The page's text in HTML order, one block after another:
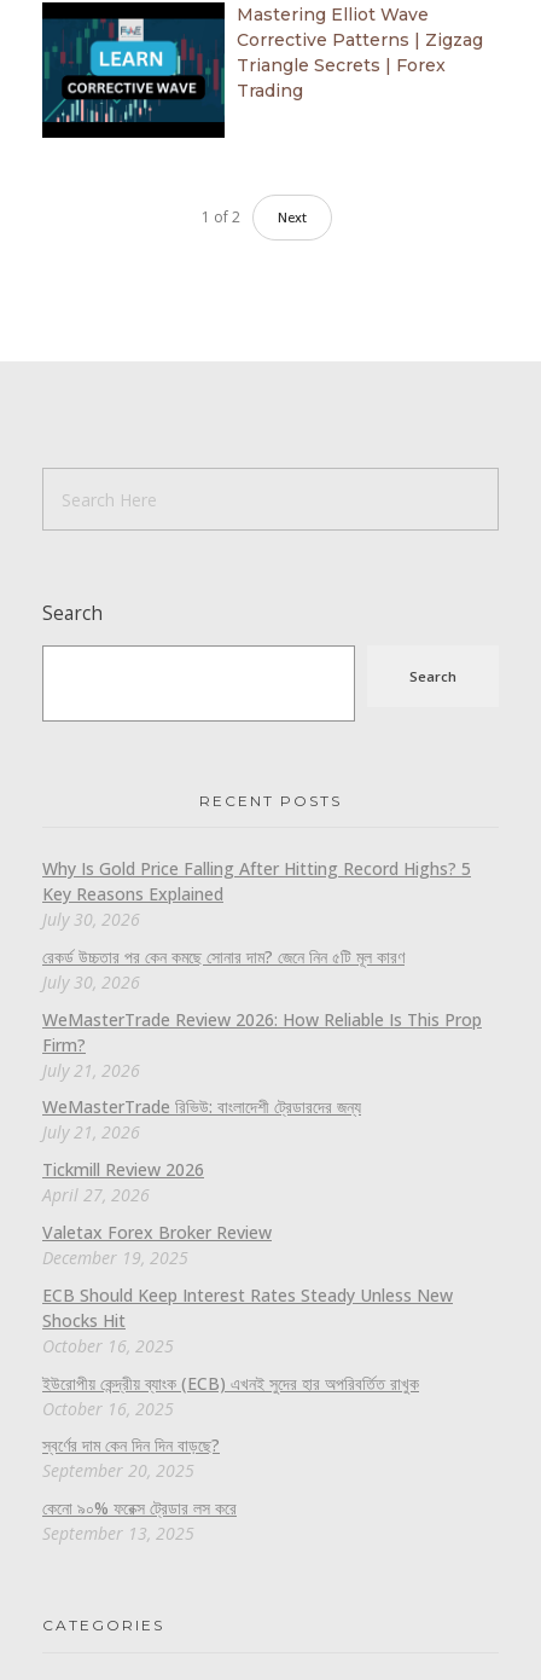
Mastering Elliot Wave
Corrective Patterns | Zigzag
Triangle Secrets | Forex
Trading
1 of 2 Next
Search
Search
RECENT POSTS
Why Is Gold Price Falling After Hitting Record Highs? 5
Key Reasons Explained
July 30, 2026
রেকর্ড উচ্চতার পর কেন কমছে সোনার দাম? জেনে নিন ৫টি মূল কারণ
July 30, 2026
WeMasterTrade Review 2026: How Reliable Is This Prop
Firm?
July 21, 2026
WeMasterTrade রিভিউ: বাংলাদেশী ট্রেডারদের জন্য
July 21, 2026
Tickmill Review 2026
April 27, 2026
Valetax Forex Broker Review
December 19, 2025
ECB Should Keep Interest Rates Steady Unless New
Shocks Hit
October 16, 2025
ইউরোপীয় কেন্দ্রীয় ব্যাংক (ECB) এখনই সুদের হার অপরিবর্তিত রাখুক
October 16, 2025
স্বর্ণের দাম কেন দিন দিন বাড়ছে?
September 20, 2025
কেনো ৯০% ফরেক্স ট্রেডার লস করে
September 13, 2025
CATEGORIES